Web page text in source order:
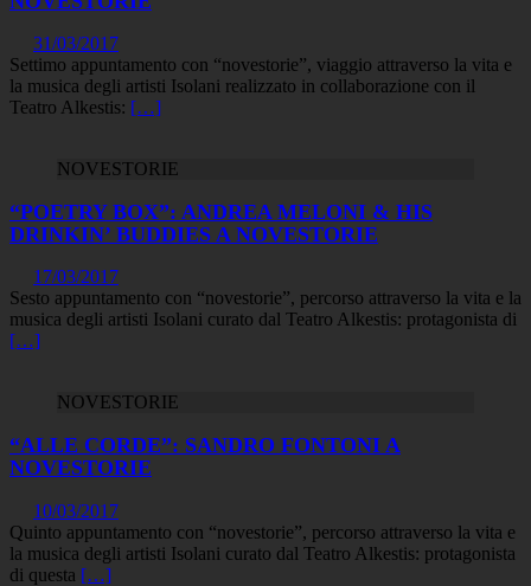
31/03/2017
Settimo appuntamento con “novestorie”, viaggio attraverso la vita e
la musica degli artisti Isolani realizzato in collaborazione con il
Teatro Alkestis: […]
NOVESTORIE
“POETRY BOX”: ANDREA MELONI & HIS
DRINKIN’ BUDDIES A NOVESTORIE
17/03/2017
Sesto appuntamento con “novestorie”, percorso attraverso la vita e la
musica degli artisti Isolani curato dal Teatro Alkestis: protagonista di
[…]
NOVESTORIE
“ALLE CORDE”: SANDRO FONTONI A
NOVESTORIE
10/03/2017
Quinto appuntamento con “novestorie”, percorso attraverso la vita e
la musica degli artisti Isolani curato dal Teatro Alkestis: protagonista
di questa […]